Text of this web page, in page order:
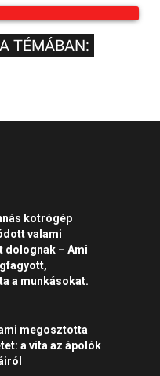
TÉMÁBAN:
kotrógép
valami
dolognak – Ami
a munkásokat.
megosztotta
a vita az ápolók